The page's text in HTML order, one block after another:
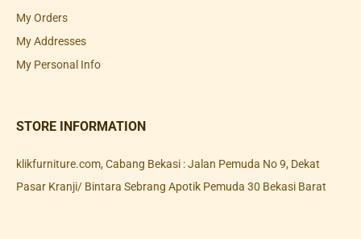
My Orders
My Addresses
My Personal Info
STORE INFORMATION
klikfurniture.com, Cabang Bekasi : Jalan Pemuda No 9, Dekat
Pasar Kranji/ Bintara Sebrang Apotik Pemuda 30 Bekasi Barat